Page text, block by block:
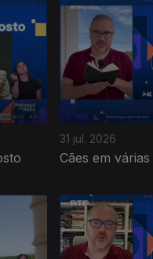
31 jul. 2026
Cães em